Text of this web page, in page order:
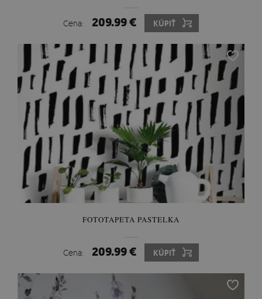
Cena: 209.99 € KÚPIŤ
FOTOTAPETA PASTELKA
Cena: 209.99 € KÚPIŤ